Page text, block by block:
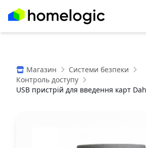
Магазин
Системи безпеки
Контроль доступу
USB пристрій для введення карт